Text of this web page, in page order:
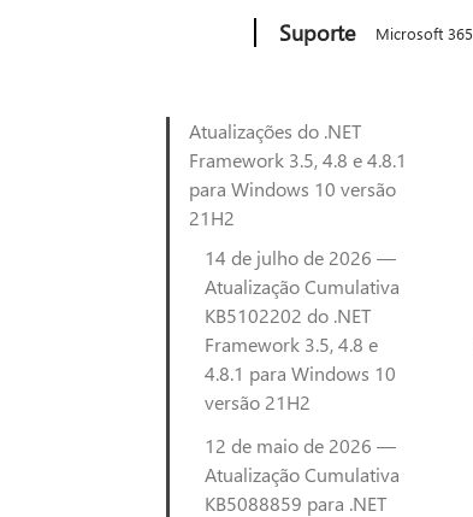
Suporte Microsoft 365
Atualizações do .NET
Framework 3.5, 4.8 e 4.8.1
para Windows 10 versão
21H2
14 de julho de 2026 —
Atualização Cumulativa
KB5102202 do .NET
Framework 3.5, 4.8 e
4.8.1 para Windows 10
versão 21H2
12 de maio de 2026 —
Atualização Cumulativa
KB5088859 para .NET